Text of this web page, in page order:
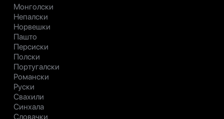
Монголски
Непалски
Норвешки
Пашто
Персиски
Полски
Португалски
Романски
Руски
Свахили
Синхала
Словачки